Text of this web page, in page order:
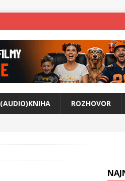
(AUDIO)KNIHA ROZHOVOR